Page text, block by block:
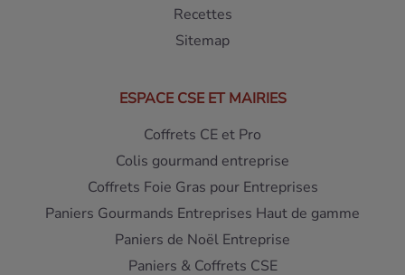
Recettes
Sitemap
ESPACE CSE ET MAIRIES
Coffrets CE et Pro
Colis gourmand entreprise
Coffrets Foie Gras pour Entreprises
Paniers Gourmands Entreprises Haut de gamme
Paniers de Noël Entreprise
Paniers & Coffrets CSE